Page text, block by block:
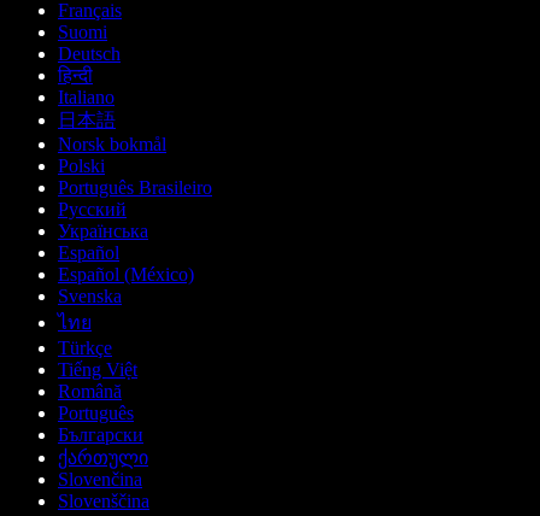
Français
Suomi
Deutsch
हिन्दी
Italiano
日本語
Norsk bokmål
Polski
Português Brasileiro
Русский
Українська
Español
Español (México)
Svenska
ไทย
Türkçe
Tiếng Việt
Română
Português
Български
ქართული
Slovenčina
Slovenščina